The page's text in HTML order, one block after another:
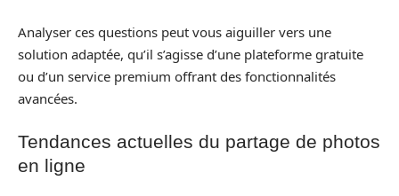
Analyser ces questions peut vous aiguiller vers une
solution adaptée, qu’il s’agisse d’une plateforme gratuite
ou d’un service premium offrant des fonctionnalités
avancées.
Tendances actuelles du partage de photos
en ligne